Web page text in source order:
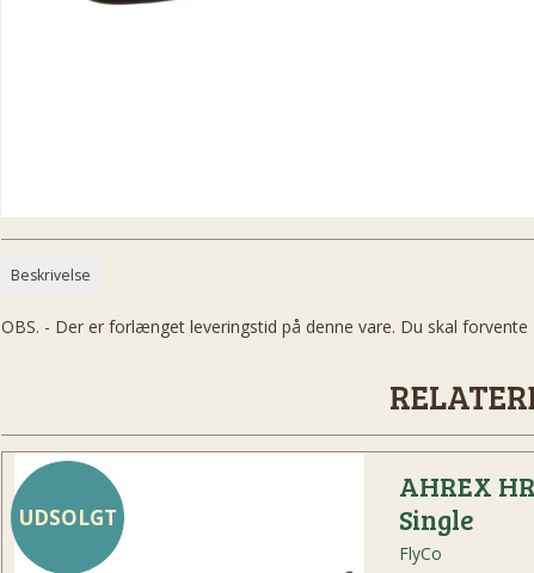
Beskrivelse
OBS. - Der er forlænget leveringstid på denne vare. Du skal
UDSOLGT
AHREX
Single
FlyCo